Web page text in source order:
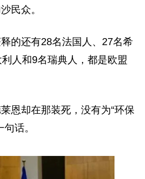
民众。
的还有28名法国人、27名希
人和9名瑞典人，都是欧盟
恩却在那装死，没有为“环保
话。